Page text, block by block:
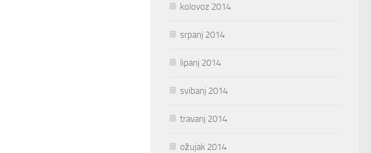
kolovoz 2014
srpanj 2014
lipanj 2014
svibanj 2014
travanj 2014
ožujak 2014